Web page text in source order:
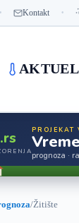
Kontakt
.rs PROJEKAT
prognoza ·
/Žitište